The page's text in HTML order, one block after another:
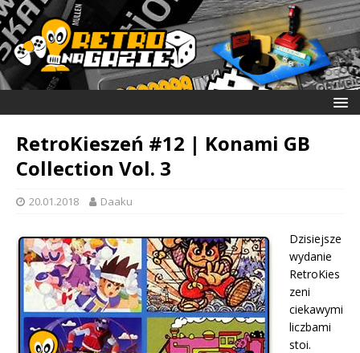
RetroKieszeń #12 | Konami GB
Collection Vol. 3
20.01.2018 Daaku
Dzisiejsze
wydanie
RetroKies
zeni
ciekawymi
liczbami
stoi.